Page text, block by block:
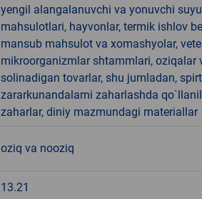
yengil alangalanuvchi va yonuvchi
mahsulotlari, hayvonlar, termik ishlov
mansub mahsulot va xomashyolar,
mikroorganizmlar shtammlari, oziqalar
solinadigan tovarlar, shu jumladan,
zararkunandalarni zaharlashda
zaharlar, diniy mazmundagi materiallar
oziq va nooziq
13.21